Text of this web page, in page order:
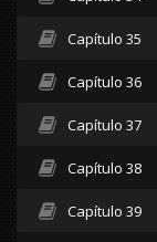
Capítulo 35
Capítulo 36
Capítulo 37
Capítulo 38
Capítulo 39